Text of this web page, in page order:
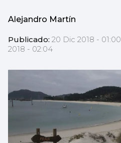
Alejandro Martín
Publicado: 20 Dic 2018 - 01:00
2018 - 02:04